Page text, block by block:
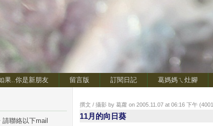
果..你是新朋友 留言版 訂閱日記 葛媽媽ㄟ灶腳
撰文 / 攝影 by 葛蘿 on 2005.11.07 at 06:16 下午 (4001
11月的向日葵
請聯絡以下mail